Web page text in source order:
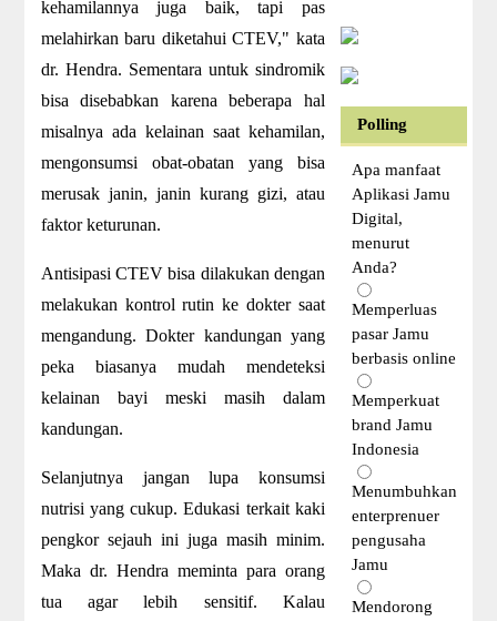
kehamilannya juga baik, tapi pas
melahirkan baru diketahui CTEV," kata
dr. Hendra. Sementara untuk sindromik
bisa disebabkan karena beberapa hal
misalnya ada kelainan saat kehamilan,
mengonsumsi obat-obatan yang bisa
merusak janin, janin kurang gizi, atau
faktor keturunan.
Antisipasi CTEV bisa dilakukan dengan
melakukan kontrol rutin ke dokter saat
mengandung. Dokter kandungan yang
peka biasanya mudah mendeteksi
kelainan bayi meski masih dalam
kandungan.
Selanjutnya jangan lupa konsumsi
nutrisi yang cukup. Edukasi terkait kaki
pengkor sejauh ini juga masih minim.
Maka dr. Hendra meminta para orang
tua agar lebih sensitif. Kalau
Polling
Apa manfaat
Aplikasi Jamu
Digital,
menurut
Anda?
Memperluas
pasar Jamu
berbasis online
Memperkuat
brand Jamu
Indonesia
Menumbuhkan
enterprenuer
pengusaha
Jamu
Mendorong